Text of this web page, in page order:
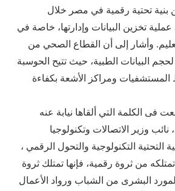
تحتية رقمية في مصر خلال
تخزين البيانات وإدارتها، خاصة في
وأشار إلى أن القطاع الصحي من
البيانات الطبية، حيث تتيح الحوسبة
المستشفيات ومراكز الأشعة بكفاءة
فى الكلمة التي ألقاها نيابة عنه
وزير الاتصالات وتكنولوجيا
التحتية التكنولوجية والتحول الرقمي ،
من ثروة رقمية، فإنها تمتلك ثروة
البشرى من الشباب ورواد الأعمال